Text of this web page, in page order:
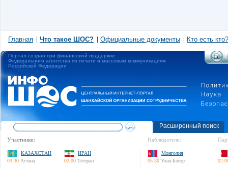
Главная Что такое ШОС? Официальные документы Кто есть кто?
Портал создан при финансовой поддержке
Федерального агентства по печати и массовым коммуникациям
Российской Федерации
Расширенный поиск
Участники:
КАЗАХСТАН
03:30 Астана
ИРАН
02:00 Тегеран
Наблюдатели:
Монголия
05:30 Улан-Батор